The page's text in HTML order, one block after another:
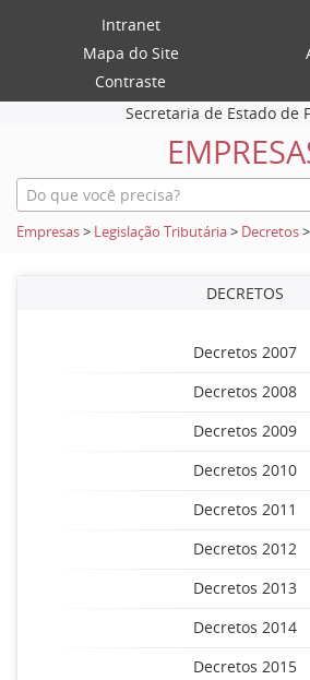
Intranet
Mapa do Site
Contraste
Secretaria de Estado de
Empresas> Legislação Tributária> Decretos>
DECRETOS
Decretos 2007
Decretos 2008
Decretos 2009
Decretos 2010
Decretos 2011
Decretos 2012
Decretos 2013
Decretos 2014
Decretos 2015